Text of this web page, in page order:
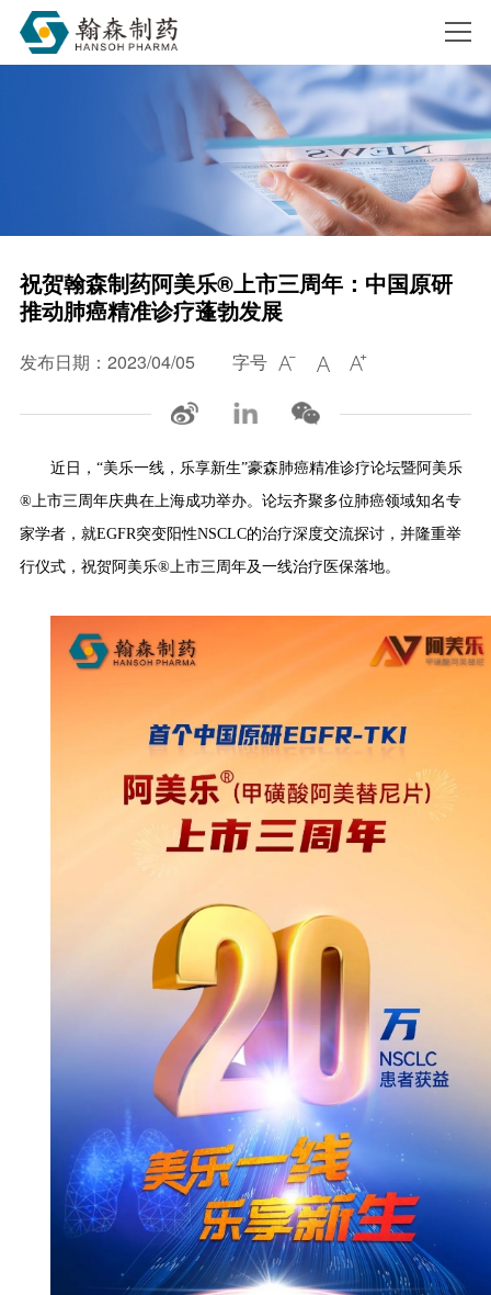
祝贺翰森制药阿美乐®上市三周年：中国原研
推动肺癌精准诊疗蓬勃发展
发布日期：2023/04/05 字号   
近日， “美乐一线，乐享新生”豪森肺癌精准诊疗论坛暨阿美乐
®上市三周年庆典在上海成功举办。论坛齐聚多位肺癌领域知名专
家学者，就EGFR突变阳性NSCLC的治疗深度交流探讨，并隆重举
行仪式，祝贺阿美乐®上市三周年及一线治疗医保落地。